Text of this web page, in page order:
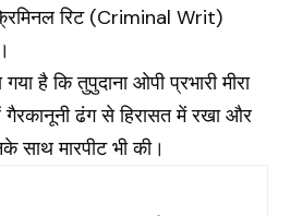
रिट (Criminal Writ)
है कि तुपुदाना ओपी प्रभारी मीरा
गैरकानूनी ढंग से हिरासत में रखा और
साथ मारपीट भी की।